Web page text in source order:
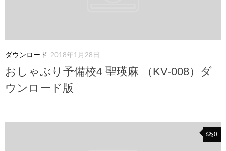
ダウンロード 2018年1月28日
おしゃぶり予備校4 聖瑛麻 （KV-008）ダ
ウンロード版
0